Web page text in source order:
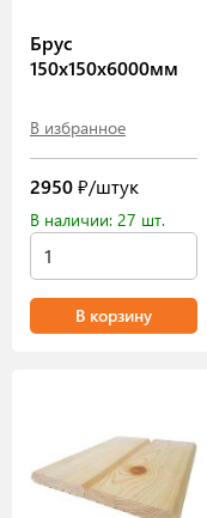
Брус
150х150х6000мм
В избранное
2950₽/штук
В наличии: 27 шт.
В корзину